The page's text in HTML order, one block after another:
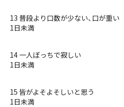
13 普段より口数が少ない、口が重い
1日未満
14 一人ぼっちで寂しい
1日未満
15 皆がよそよそしいと思う
1日未満